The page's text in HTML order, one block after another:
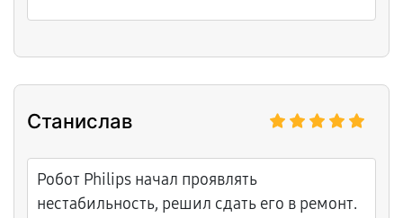
Станислав
Робот Philips начал проявлять
нестабильность, решил сдать его в ремонт.